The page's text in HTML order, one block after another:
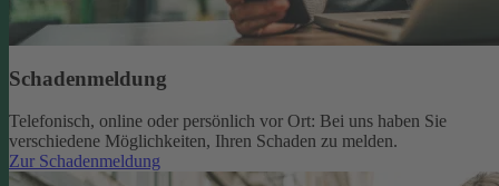
Schadenmeldung
Telefonisch, online oder persönlich vor Ort: Bei uns haben Sie
verschiedene Möglichkeiten, Ihren Schaden zu melden.
Zur Schadenmeldung